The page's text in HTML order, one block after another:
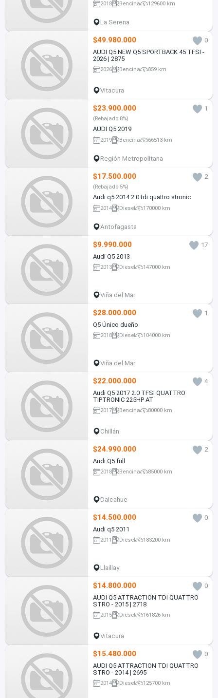
2018 Bencina 129600 km
La Serena
$49.980.000
0
AUDI Q5 NEW Q5 SPORTBACK 45 TFSI -
2026 | 2875
2026 Bencina 859 km
Vitacura
$23.900.000 1
(Rebajado 8%)
AUDI Q5 2019
2019 Bencina 66513 km
Región Metropolitana
$17.500.000 2
(Rebajado 5%)
Audi q5 2014 2.0 tdi quattro stronic
2014 Diesel 170000 km
Antofagasta
$9.990.000
17
Audi Q5 2013
2013 Diesel 147000 km
Viña del Mar
$28.000.000
1
Q5 Único dueño
2018 Diesel 104000 km
Viña del Mar
$22.000.000
4
Audi Q5 2017 2.0 TFSI QUATTRO
TIPTRONIC 225HP AT
2017 Bencina 80000 km
Chillán
$24.990.000
2
Audi Q5 full
2018 Bencina 85000 km
Dalcahue
$14.500.000
0
Audi q5 2011
2011 Diesel 183200 km
Llaillay
$14.800.000
0
AUDI Q5 ATTRACTION TDI QUATTRO
STRO - 2015 | 2718
2015 Diesel 161826 km
Vitacura
$15.480.000
0
AUDI Q5 ATTRACTION TDI QUATTRO
STRO - 2014 | 2695
2014 Diesel 125700 km